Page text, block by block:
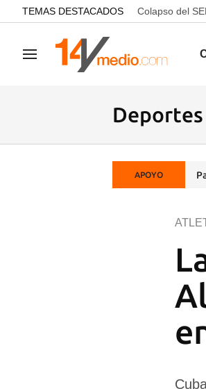
common.go-to-content
TEMAS DESTACADOS Colapso del
Navegación
Deportes
APOYO